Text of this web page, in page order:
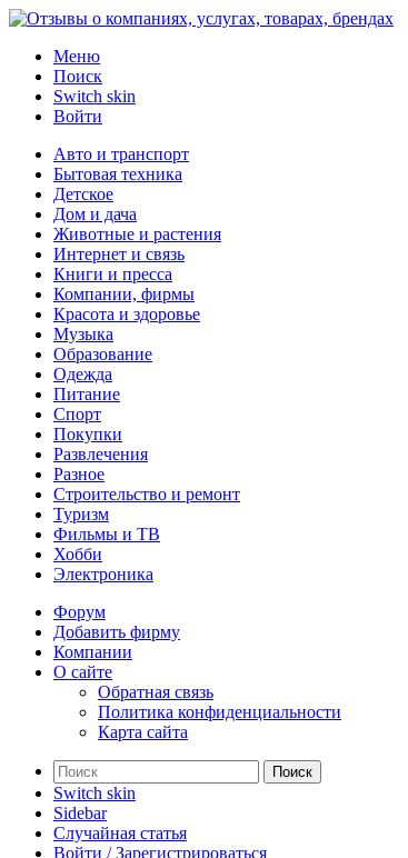
Меню
Поиск
Switch skin
Войти
Авто и транспорт
Бытовая техника
Детское
Дом и дача
Животные и растения
Интернет и связь
Книги и пресса
Компании, фирмы
Красота и здоровье
Музыка
Образование
Одежда
Питание
Спорт
Покупки
Развлечения
Разное
Строительство и ремонт
Туризм
Фильмы и ТВ
Хобби
Электроника
Форум
Добавить фирму
Компании
О сайте
Обратная связь
Политика конфиденциальности
Карта сайта
Поиск
Switch skin
Sidebar
Случайная статья
Войти / Зарегистрироваться